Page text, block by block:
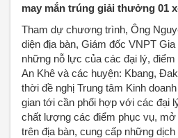
may mắn trúng giải thưởng 01
Tham dự chương trình, Ông
diện địa bàn, Giám đốc VNPT
những nỗ lực của các đại lý, điểm
An Khê và các huyện: Kbang,
thời đề nghị Trung tâm Kinh
gian tới cần phối hợp với các đại
chất lượng các điểm phục vụ,
trên địa bàn, cung cấp những